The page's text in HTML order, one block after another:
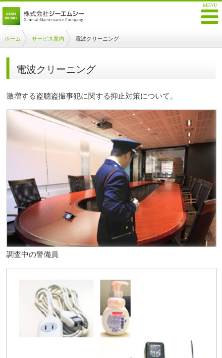
ホーム サービス案内 電波クリーニング
電波クリーニング
激増する盗聴盗撮事犯に関する抑止対策について。
調査中の警備員